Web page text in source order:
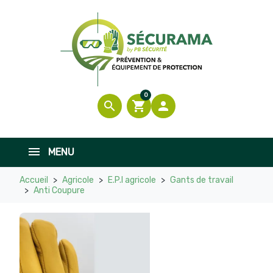
search shopping_cart
0

MENU
Accueil Agricole E.P.I agricole
Gants de travail
Anti Coupure
